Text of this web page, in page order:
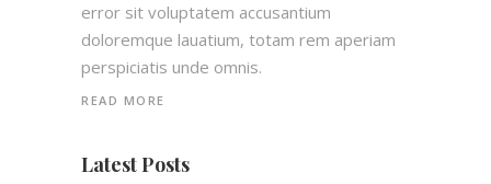
error sit voluptatem accusantium
doloremque lauatium, totam rem aperiam
perspiciatis unde omnis.
READ MORE
Latest Posts